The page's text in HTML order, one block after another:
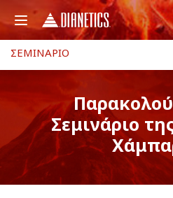
ΣΕΜΙΝΑΡΙΟ
Σεμινάριο